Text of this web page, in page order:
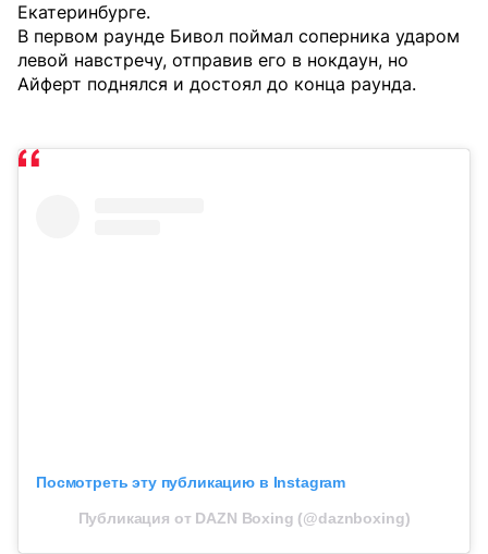
Екатеринбурге.
В первом раунде Бивол поймал соперника ударом
левой навстречу, отправив его в нокдаун, но
Айферт поднялся и достоял до конца раунда.
Посмотреть эту публикацию в Instagram
Публикация от DAZN Boxing (@daznboxing)